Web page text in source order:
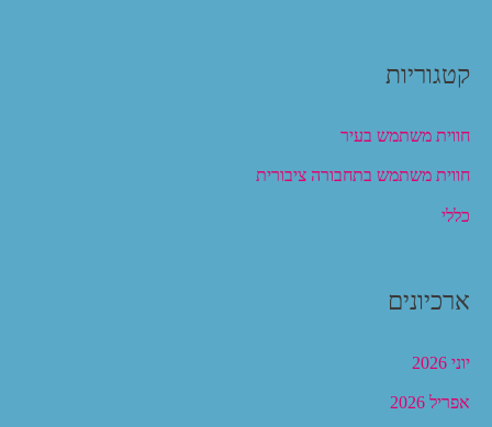
קטגוריות
חווית משתמש בעיר
חווית משתמש בתחבורה ציבורית
כללי
ארכיונים
יוני 2026
אפריל 2026